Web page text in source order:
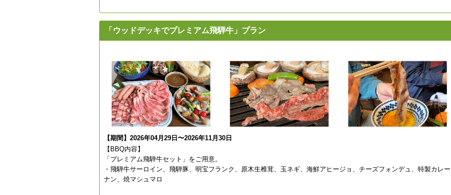
「ウッドデッキでプレミアム飛騨牛」プラン
【期間】2026年04月29日〜2026年11月30日
【BBQ内容】
「プレミアム飛騨牛セット」をご用意。
・飛騨牛サーロイン、飛騨豚、明宝フランク、原木生椎茸、玉ネギ、海鮮アヒージョ、チーズフォンデュ、特製カレ
ナン、焼マシュマロ